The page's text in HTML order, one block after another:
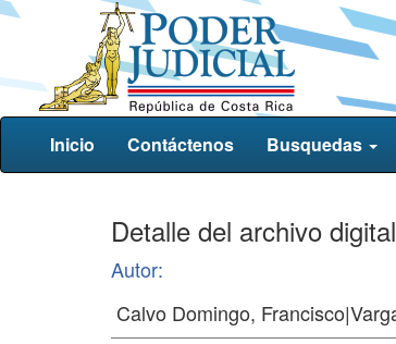
Inicio Contáctenos Busquedas
Detalle del archivo digital
Autor: